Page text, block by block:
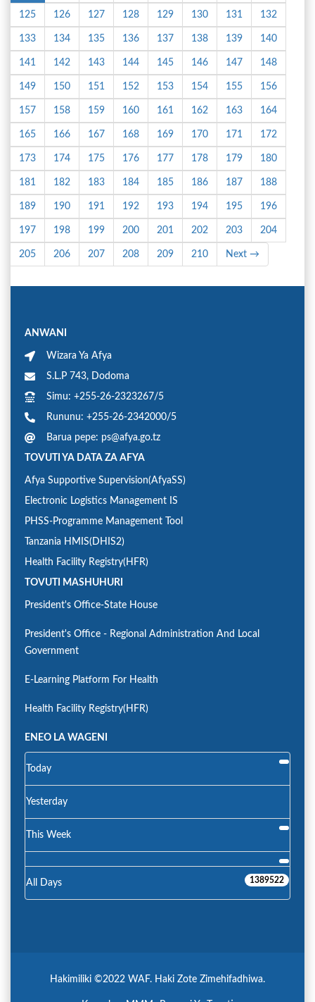
125 126 127 128 129 130 131 132
133 134 135 136 137 138 139 140
141 142 143 144 145 146 147 148
149 150 151 152 153 154 155 156
157 158 159 160 161 162 163 164
165 166 167 168 169 170 171 172
173 174 175 176 177 178 179 180
181 182 183 184 185 186 187 188
189 190 191 192 193 194 195 196
197 198 199 200 201 202 203 204
205 206 207 208 209 210 Next →
ANWANI
Wizara Ya Afya
S.L.P 743, Dodoma
Simu: +255-26-2323267/5
Rununu: +255-26-2342000/5
Barua pepe: ps@afya.go.tz
TOVUTI YA DATA ZA AFYA
Afya Supportive Supervision(AfyaSS)
Electronic Logistics Management IS
PHSS-Programme Management Tool
Tanzania HMIS(DHIS2)
Health Facility Registry(HFR)
TOVUTI MASHUHURI
President's Office-State House
President's Office - Regional Administration And Local
Government
E-Learning Platform For Health
Health Facility Registry(HFR)
ENEO LA WAGENI
Today
Yesterday
This Week
All Days 1389522
Hakimiliki ©2022 WAF. Haki Zote Zimehifadhiwa.